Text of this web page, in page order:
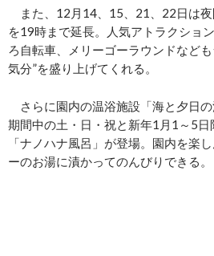
また、12月14、15、21、22日は夜
を19時まで延長。人気アトラクショ
ろ自転車、メリーゴーラウンドなど
気分”を盛り上げてくれる。
さらに園内の温浴施設「海と夕日
期間中の土・日・祝と新年1月1～5日
「ナノハナ風呂」が登場。園内を楽
ーのお湯に漬かってのんびりできる。